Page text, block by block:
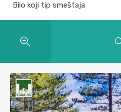
Bilo koji tip smeštaja